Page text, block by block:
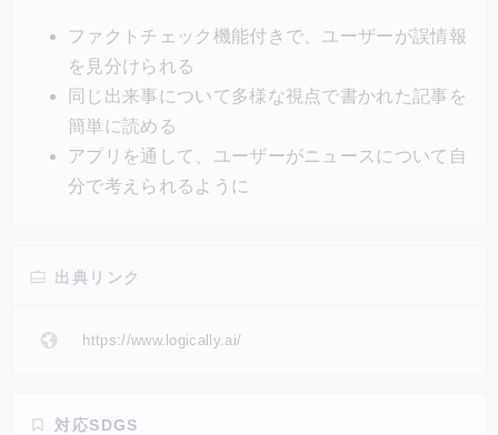
ーの行動や発言を時系列に追うことができる機能など
が備わっている。
ファクトチェック機能付きで、ユーザーが誤情報
を見分けられる
同じ出来事について多様な視点で書かれた記事を
簡単に読める
アプリを通して、ユーザーがニュースについて自
分で考えられるように
出典リンク
https://www.logically.ai/
対応SDGS